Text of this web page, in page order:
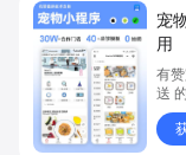
宠
用
有
送